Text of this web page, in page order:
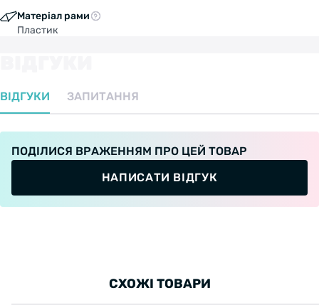
Матеріал рами
Пластик
ВІДГУКИ ЗАПИТАННЯ
ПОДІЛИСЯ ВРАЖЕННЯМ ПРО ЦЕЙ ТОВАР
НАПИСАТИ ВІДГУК
СХОЖІ ТОВАРИ